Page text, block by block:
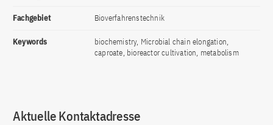
Fachgebiet Bioverfahrenstechnik
Keywords
biochemistry, Microbial chain elongation,
caproate, bioreactor cultivation, metabolism
Aktuelle Kontaktadresse